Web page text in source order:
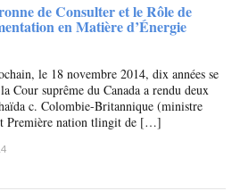
de Consulter et le Rôle de
en Matière d’Énergie
le 18 novembre 2014, dix années se
Cour suprême du Canada a rendu deux
c. Colombie-Britannique (ministre
Première nation tlingit de […]